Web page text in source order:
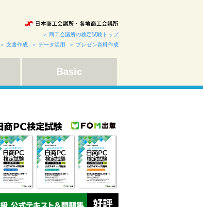
＞ 商工会議所の検定試験トップ
＞ 文書作成 ＞ データ活用 ＞ プレゼン資料作成
Basic